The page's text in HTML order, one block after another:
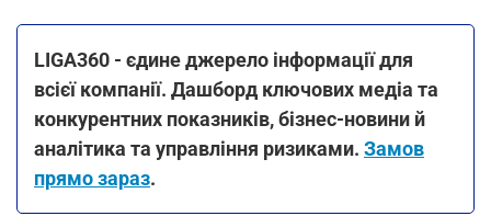
LIGA360 - єдине джерело інформації для
всієї компанії. Дашборд ключових медіа та
конкурентних показників, бізнес-новини й
аналітика та управління ризиками. Замов
прямо зараз.